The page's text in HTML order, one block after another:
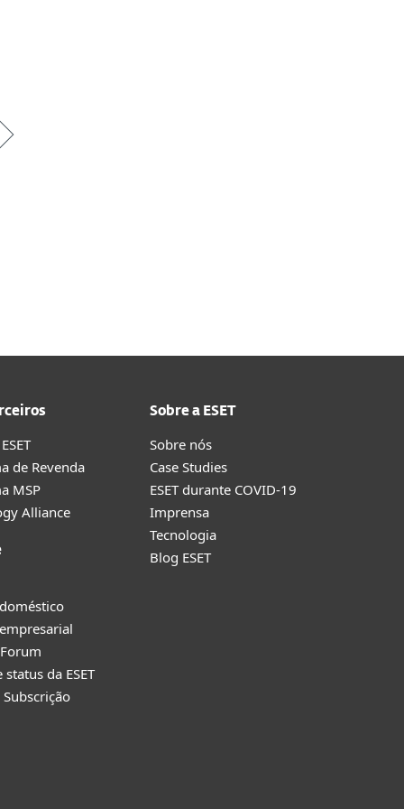
de Revenda
MSP
Alliance
da ESET
Subscrição
Sobre a ESET
Sobre nós
Case Studies
ESET durante COVID-19
Imprensa
Tecnologia
Blog ESET